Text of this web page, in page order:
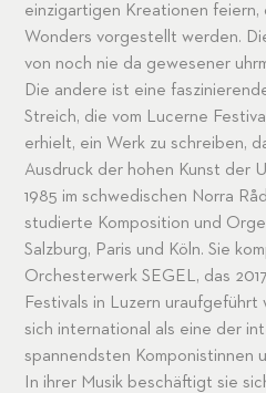
einzigartigen Kreationen feiern,
Wonders vorgestellt werden.
von noch nie da gewesener
Die andere ist eine
Streich, die vom Lucerne
erhielt, ein Werk zu schreiben,
Ausdruck der hohen Kunst der
1985 im schwedischen Norra
studierte Komposition und
Salzburg, Paris und Köln. Sie
Orchesterwerk SEGEL, das
Festivals in Luzern
sich international als eine der
spannendsten Komponistinnen
In ihrer Musik beschäftigt sie